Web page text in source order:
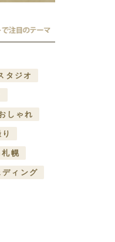
タジオ
しゃれ
幌
ディング